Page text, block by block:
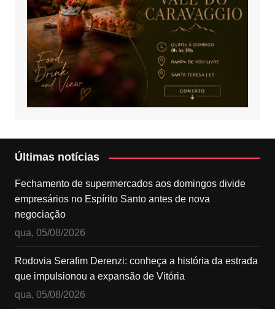
Últimas notícias
Fechamento de supermercados aos domingos divide
empresários no Espírito Santo antes de nova
negociação
qua, 05/08/2026
Rodovia Serafim Derenzi: conheça a história da estrada
que impulsionou a expansão de Vitória
qua, 05/08/2026